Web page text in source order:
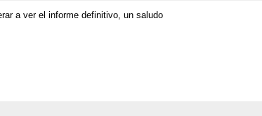
a ver el informe definitivo, un saludo